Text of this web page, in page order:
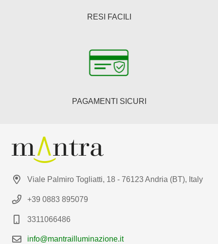
RESI FACILI
PAGAMENTI SICURI
Viale Palmiro Togliatti, 18 - 76123 Andria (BT), Italy
+39 0883 895079
3311066486
info@mantrailluminazione.it